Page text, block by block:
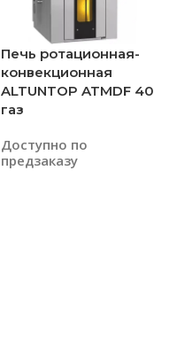
Печь ротационная-
конвекционная
ALTUNTOP ATМDF 40
газ
Доступно по
предзаказу